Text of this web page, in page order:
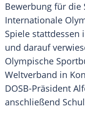
Bewerbung für die
Internationale
Spiele stattdessen
und darauf
Olympische
Weltverband in
DOSB-Präsident
anschließend